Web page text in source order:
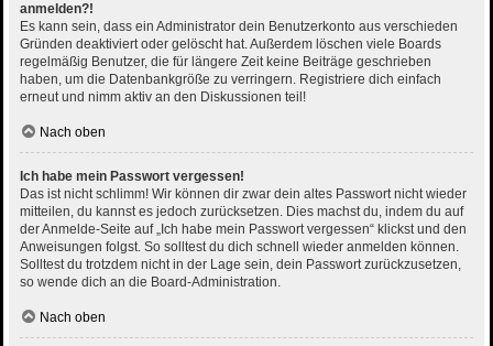
anmelden?!
Es kann sein, dass ein Administrator dein Benutzerkonto aus verschieden
Gründen deaktiviert oder gelöscht hat. Außerdem löschen viele Boards
regelmäßig Benutzer, die für längere Zeit keine Beiträge geschrieben
haben, um die Datenbankgröße zu verringern. Registriere dich einfach
erneut und nimm aktiv an den Diskussionen teil!
Nach oben
Ich habe mein Passwort vergessen!
Das ist nicht schlimm! Wir können dir zwar dein altes Passwort nicht wieder
mitteilen, du kannst es jedoch zurücksetzen. Dies machst du, indem du auf
der Anmelde-Seite auf „Ich habe mein Passwort vergessen“ klickst und den
Anweisungen folgst. So solltest du dich schnell wieder anmelden können.
Solltest du trotzdem nicht in der Lage sein, dein Passwort zurückzusetzen,
so wende dich an die Board-Administration.
Nach oben